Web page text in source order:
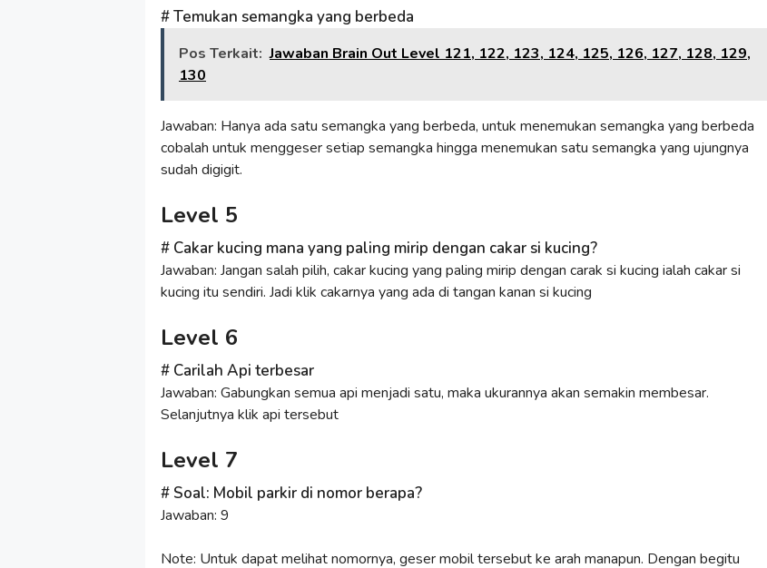
Temukan semangka yang berbeda
Pos Terkait: Jawaban Brain Out Level 121, 122, 123, 124, 125, 126, 127, 128, 129,
130
Jawaban: Hanya ada satu semangka yang berbeda, untuk menemukan semangka yang berbeda
cobalah untuk menggeser setiap semangka hingga menemukan satu semangka yang ujungnya
sudah digigit.
Level 5
Cakar kucing mana yang paling mirip dengan cakar si kucing?
Jawaban: Jangan salah pilih, cakar kucing yang paling mirip dengan carak si kucing ialah cakar si
kucing itu sendiri. Jadi klik cakarnya yang ada di tangan kanan si kucing
Level 6
Carilah Api terbesar
Jawaban: Gabungkan semua api menjadi satu, maka ukurannya akan semakin membesar.
Selanjutnya klik api tersebut
Level 7
Soal: Mobil parkir di nomor berapa?
Jawaban: 9
Note: Untuk dapat melihat nomornya, geser mobil tersebut ke arah manapun. Dengan begitu